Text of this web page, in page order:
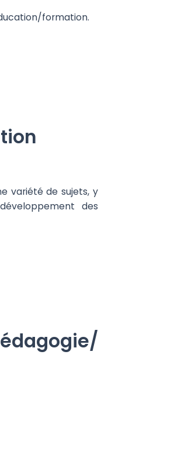
formation.
variété de sujets, y
des